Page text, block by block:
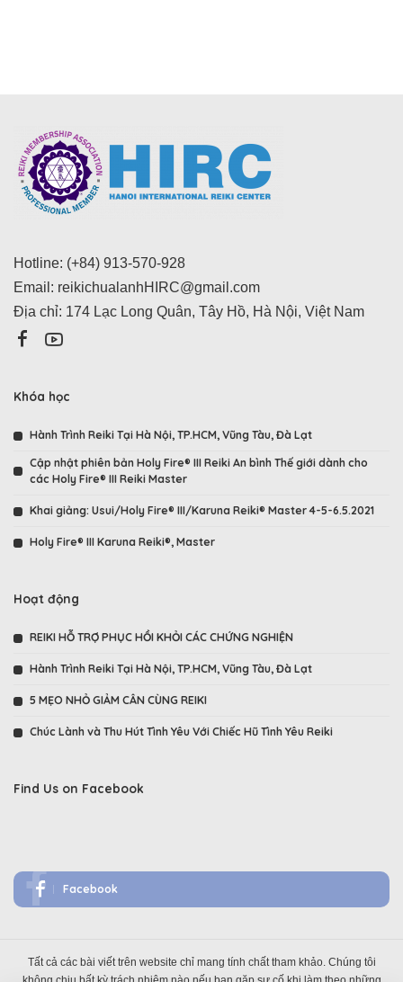
Hotline: (+84) 913-570-928
Email: reikichualanhHIRC@gmail.com
Địa chỉ: 174 Lạc Long Quân, Tây Hồ, Hà Nội, Việt Nam
Khóa học
Hành Trình Reiki Tại Hà Nội, TP.HCM, Vũng Tàu, Đà Lạt
Cập nhật phiên bản Holy Fire® III Reiki An bình Thế giới dành cho
các Holy Fire® III Reiki Master
Khai giảng: Usui/Holy Fire® III/Karuna Reiki® Master 4-5-6.5.2021
Holy Fire® III Karuna Reiki®, Master
Hoạt động
REIKI HỖ TRỢ PHỤC HỒI KHỎI CÁC CHỨNG NGHIỆN
Hành Trình Reiki Tại Hà Nội, TP.HCM, Vũng Tàu, Đà Lạt
5 MẸO NHỎ GIẢM CÂN CÙNG REIKI
Chúc Lành và Thu Hút Tình Yêu Với Chiếc Hũ Tình Yêu Reiki
Find Us on Facebook
Facebook
Tất cả các bài viết trên website chỉ mang tính chất tham khảo. Chúng tôi